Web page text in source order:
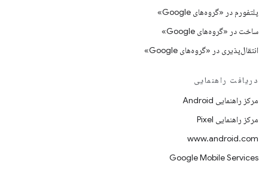
پلتفورم در «گروه‌های Google»
ساخت در «گروه‌های Google»
انتقال‌پذیری در «گروه‌های Google»
دریافت راهنمایی
مرکز راهنمایی Android
مرکز راهنمایی Pixel
www.android.com
Google Mobile Services